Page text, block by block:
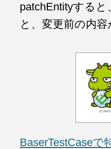
patchEntityする
と、変更前の内
BaserTestCaseで